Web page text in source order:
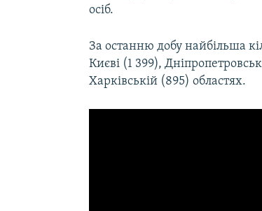
осіб.
За останню добу найбільша
Києві (1 399),
Харківській (895) областях.